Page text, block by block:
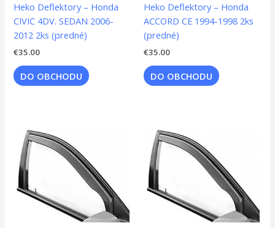
Heko Deflektory – Honda
CIVIC 4DV. SEDAN 2006-
2012 2ks (predné)
€35.00
DO OBCHODU
Heko Deflektory – Honda
ACCORD CE 1994-1998 2ks
(predné)
€35.00
DO OBCHODU